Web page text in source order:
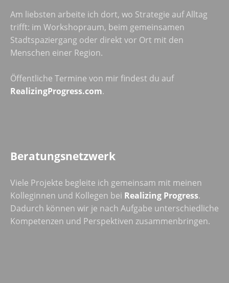
Am liebsten arbeite ich dort, wo Strategie auf Alltag
trifft: im Workshopraum, beim gemeinsamen
Stadtspaziergang oder direkt vor Ort mit den
Menschen einer Region.
Öffentliche Termine von mir findest du auf
RealizingProgress.com.
Beratungsnetzwerk
Viele Projekte begleite ich gemeinsam mit meinen
Kolleginnen und Kollegen bei Realizing Progress.
Dadurch können wir je nach Aufgabe unterschiedliche
Kompetenzen und Perspektiven zusammenbringen.